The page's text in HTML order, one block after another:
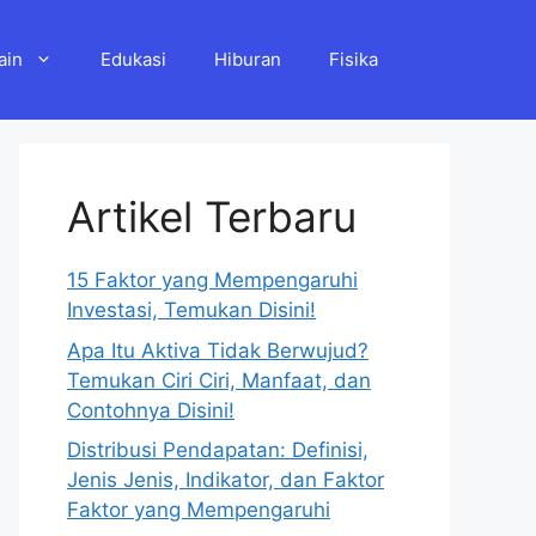
Edukasi Hiburan Fisika
Artikel Terbaru
15 Faktor yang Mempengaruhi
Investasi, Temukan Disini!
Apa Itu Aktiva Tidak Berwujud?
Temukan Ciri Ciri, Manfaat, dan
Contohnya Disini!
Distribusi Pendapatan: Definisi,
Jenis Jenis, Indikator, dan Faktor
Faktor yang Mempengaruhi